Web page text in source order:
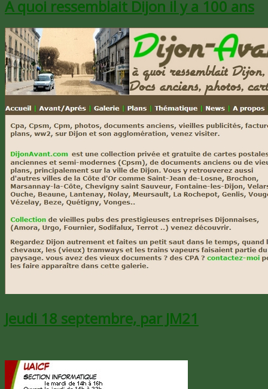
A quoi ressemblait Dijon il y a 100 ans
Jeudi 18 septembre, par JM21